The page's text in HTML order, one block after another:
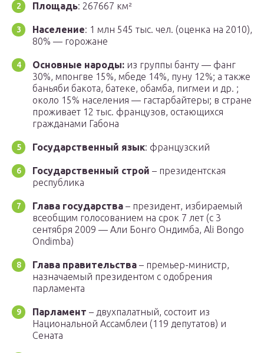
Площадь: 267667 км²
Население: 1 млн 545 тыс. чел. (оценка на 2010),
80% — горожане
Основные народы: из группы банту — фанг
30%, мпонгве 15%, мбеде 14%, пуну 12%; а также
баньяби бакота, батеке, обамба, пигмеи и др. ;
около 15% населения — гастарбайтеры; в стране
проживает 12 тыс. французов, остающихся
гражданами Габона
Государственный язык: французский
Государственный строй – президентская
республика
Глава государства – президент, избираемый
всеобщим голосованием на срок 7 лет (с 3
сентября 2009 — Али Бонго Ондимба, Ali Bongo
Ondimba)
Глава правительства – премьер-министр,
назначаемый президентом с одобрения
парламента
Парламент – двухпалатный, состоит из
Национальной Ассамблеи (119 депутатов) и
Сената